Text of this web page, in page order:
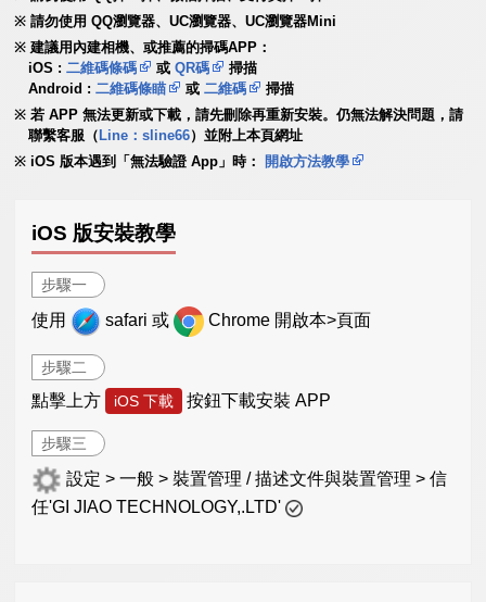
請勿使用 QQ瀏覽器、UC瀏覽器、UC瀏覽器Mini
建議用內建相機、或推薦的掃碼APP：
iOS :二維碼條碼 或QR碼
掃描
Android :二維碼條瞄 或二維碼
掃描
若 APP 無法更新或下載，請先刪除再重新安裝。仍無法解決問題，請
聯繫客服（ Line：sline66）並附上本頁網址
iOS 版本遇到「無法驗證 App」時：
開啟方法教學
iOS 版安裝教學
步驟一
使用 safari 或 Chrome 開啟本>頁面
步驟二
點擊上方 iOS 下載 按鈕下載安裝 APP
步驟三
設定 > 一般 > 裝置管理 / 描述文件與裝置管理 > 信
任'GI JIAO TECHNOLOGY,.LTD'